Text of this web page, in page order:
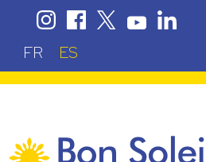
FR ES